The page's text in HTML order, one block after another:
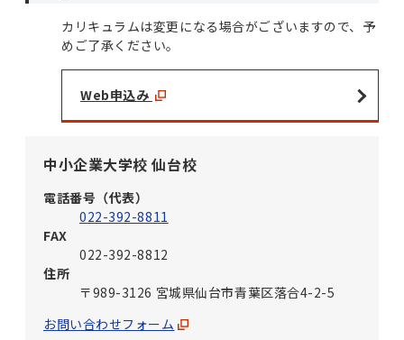
カリキュラムは変更になる場合がございますので、予
めご了承ください。
Web申込み
中小企業大学校 仙台校
電話番号（代表）
022-392-8811
FAX
022-392-8812
住所
〒989-3126 宮城県仙台市青葉区落合4-2-5
お問い合わせフォーム